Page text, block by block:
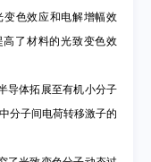
变色效应和电解增幅效
了材料的光致变色效
导体拓展至有机小分子
分子间电荷转移激子的